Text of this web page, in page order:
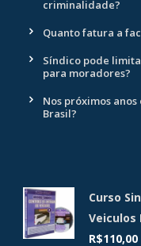
criminalidade?
Quanto fatura a
Síndico pode
para moradores?
Nos próximos
Brasil?
Curso
Veiculos
R$110,00